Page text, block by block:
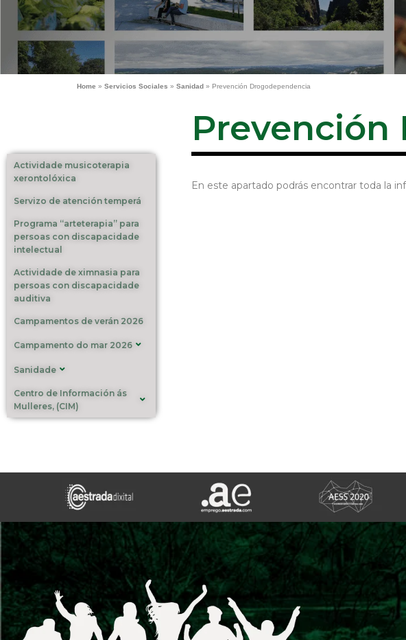
Home » Servicios Sociales » Sanidad » Prevención Drogodependencia
Actividade musicoterapia
xerontolóxica
Servizo de atención temperá
Programa “arteterapia” para
persoas con discapacidade
intelectual
Actividade de ximnasia para
persoas con discapacidade
auditiva
Campamentos de verán 2026
Campamento do mar 2026
Sanidade
Centro de Información ás
Mulleres, (CIM)
Prevención
En este apartado podrás encontrar toda la